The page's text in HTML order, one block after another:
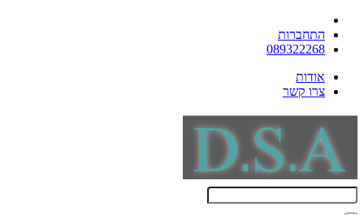
התחברות
089322268
אודות
צרו קשר